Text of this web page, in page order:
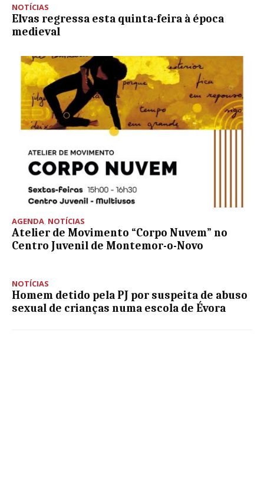
NOTÍCIAS
Elvas regressa esta quinta-feira à época
medieval
AGENDA, NOTÍCIAS
Atelier de Movimento “Corpo Nuvem” no
Centro Juvenil de Montemor-o-Novo
NOTÍCIAS
Homem detido pela PJ por suspeita de abuso
sexual de crianças numa escola de Évora